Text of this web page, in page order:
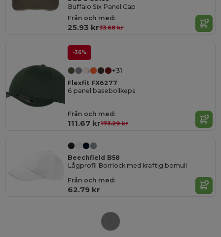
Buffalo Six Panel Cap
Från och med:
25.93 kr33.68 kr
-36%
+31
Flexfit FX6277
6 panel basebollkeps
Från och med:
111.67 kr173.29 kr
Beechfield B58
Lågprofil Borrlock med kraftig bomull
Från och med:
62.79 kr